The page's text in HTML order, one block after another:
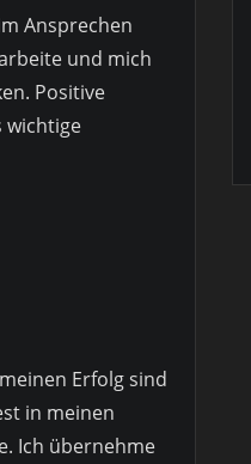
Ansprechen
und mich
Positive
wichtige
Erfolg sind
in meinen
Ich übernehme